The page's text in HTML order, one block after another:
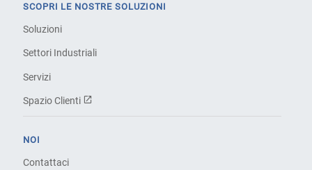
SCOPRI LE NOSTRE SOLUZIONI
Soluzioni
Settori Industriali
Servizi
Spazio Clienti
NOI
Contattaci